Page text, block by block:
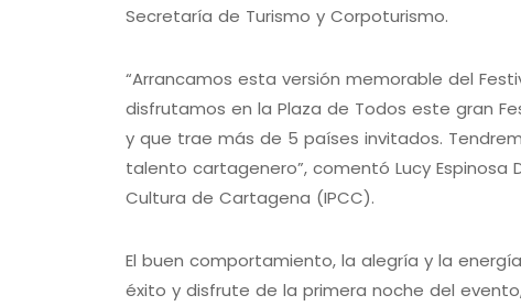
Secretaría de Turismo y Corpoturismo.
“Arrancamos esta versión memorable del
disfrutamos en la Plaza de Todos este gran
y que trae más de 5 países invitados.
talento cartagenero”, comentó Lucy
Cultura de Cartagena (IPCC).
El buen comportamiento, la alegría y la
éxito y disfrute de la primera noche del